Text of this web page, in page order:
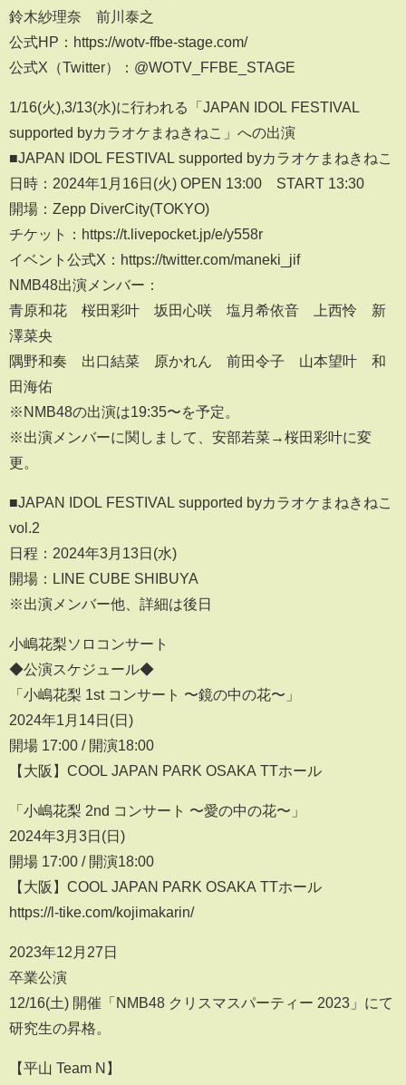
鈴木紗理奈 前川泰之
公式HP：https://wotv-ffbe-stage.com/
公式X（Twitter）：@WOTV_FFBE_STAGE
1/16(火),3/13(水)に行われる「JAPAN IDOL FESTIVAL
supported byカラオケまねきねこ」への出演
■JAPAN IDOL FESTIVAL supported byカラオケまねきねこ
日時：2024年1月16日(火) OPEN 13:00 START 13:30
開場：Zepp DiverCity(TOKYO)
チケット：https://t.livepocket.jp/e/y558r
イベント公式X：https://twitter.com/maneki_jif
NMB48出演メンバー：
青原和花 桜田彩叶 坂田心咲 塩月希依音 上西怜 新
澤菜央
隅野和奏 出口結菜 原かれん 前田令子 山本望叶 和
田海佑
※NMB48の出演は19:35〜を予定。
※出演メンバーに関しまして、安部若菜→桜田彩叶に変
更。
■JAPAN IDOL FESTIVAL supported byカラオケまねきねこ
vol.2
日程：2024年3月13日(水)
開場：LINE CUBE SHIBUYA
※出演メンバー他、詳細は後日
小嶋花梨ソロコンサート
◆公演スケジュール◆
「小嶋花梨 1st コンサート 〜鏡の中の花〜」
2024年1月14日(日)
開場 17:00 / 開演18:00
【大阪】COOL JAPAN PARK OSAKA TTホール
「小嶋花梨 2nd コンサート 〜愛の中の花〜」
2024年3月3日(日)
開場 17:00 / 開演18:00
【大阪】COOL JAPAN PARK OSAKA TTホール
https://l-tike.com/kojimakarin/
2023年12月27日
卒業公演
12/16(土) 開催「NMB48 クリスマスパーティー 2023」にて
研究生の昇格。
【平山 Team N】